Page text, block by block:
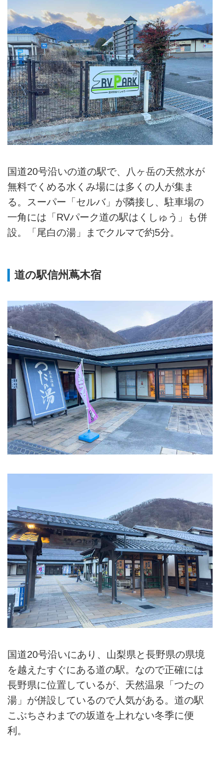
国道20号沿いの道の駅で、八ヶ岳の天然水が
無料でくめる水くみ場には多くの人が集ま
る。スーパー「セルバ」が隣接し、駐車場の
一角には「RVパーク道の駅はくしゅう」も併
設。「尾白の湯」までクルマで約5分。
道の駅信州蔦木宿
国道20号沿いにあり、山梨県と長野県の県境
を越えたすぐにある道の駅。なので正確には
長野県に位置しているが、天然温泉「つたの
湯」が併設しているので人気がある。道の駅
こぶちさわまでの坂道を上れない冬季に便
利。